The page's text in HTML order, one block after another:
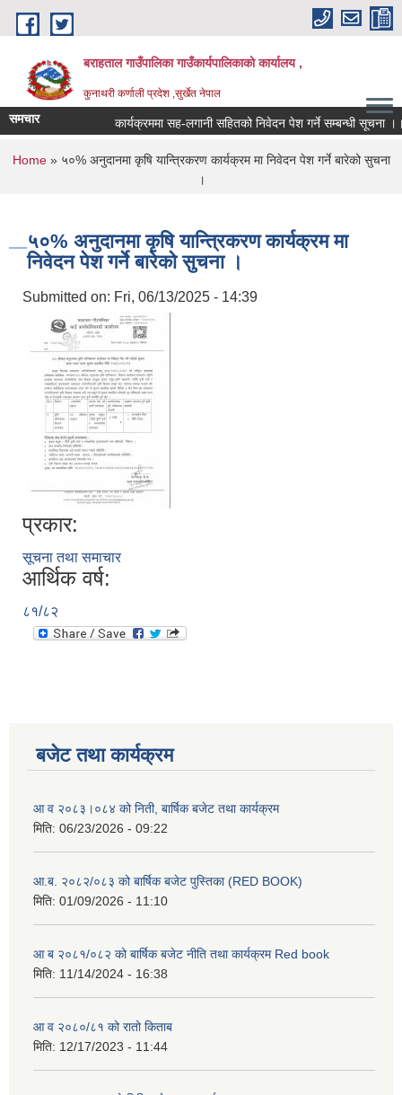
Skip to main content
बराहताल गाउँपालिका गाउँकार्यपालिकाको कार्यालय ,
कुनाथरी कर्णाली प्रदेश ,सुर्खेत नेपाल
समचार कार्यक्रममा सह-लगानी सहितको निवेदन पेश गर्ने सम्बन्धी सूचना ।।।
You are here
Home» ५०% अनुदानमा कृषि यान्त्रिकरण कार्यक्रम मा निवेदन पेश गर्ने बारेको सुचना
।
५०% अनुदानमा कृषि यान्त्रिकरण कार्यक्रम मा
निवेदन पेश गर्ने बारेको सुचना ।
Submitted on: Fri, 06/13/2025 - 14:39
प्रकार:
सूचना तथा समाचार
आर्थिक वर्ष:
८१/८२
बजेट तथा कार्यक्रम
आ व २०८३।०८४ को निती, बार्षिक बजेट तथा कार्यक्रम
मिति: 06/23/2026 - 09:22
आ.ब. २०८२/०८३ को बार्षिक बजेट पुस्तिका (RED BOOK)
मिति: 01/09/2026 - 11:10
आ ब २०८१/०८२ को बार्षिक बजेट नीति तथा कार्यक्रम Red book
मिति: 11/14/2024 - 16:38
आ व २०८०/८१ को रातो किताब
मिति: 12/17/2023 - 11:44